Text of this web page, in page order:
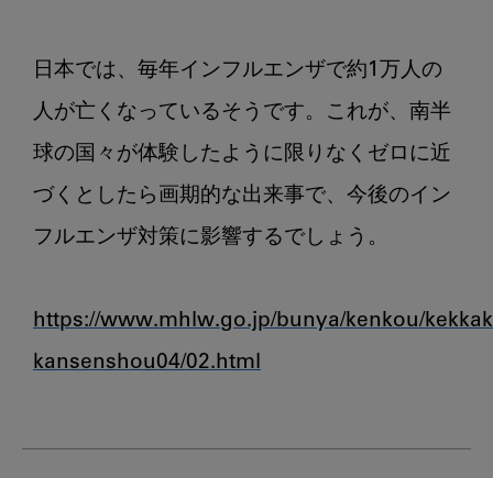
日本では、毎年インフルエンザで約1万人の
人が亡くなっているそうです。これが、南半
球の国々が体験したように限りなくゼロに近
づくとしたら画期的な出来事で、今後のイン
フルエンザ対策に影響するでしょう。
https://www.mhlw.go.jp/bunya/kenkou/
kansenshou04/02.html